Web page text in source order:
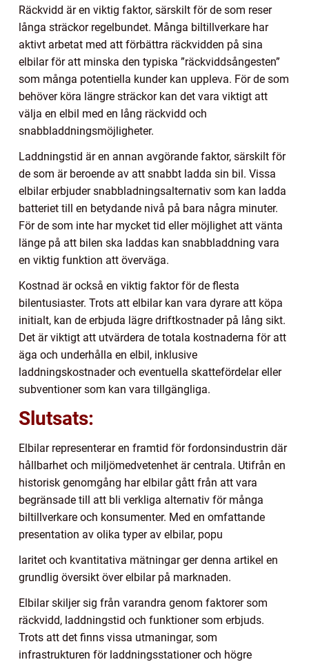
Räckvidd är en viktig faktor, särskilt för de som reser
långa sträckor regelbundet. Många biltillverkare har
aktivt arbetat med att förbättra räckvidden på sina
elbilar för att minska den typiska ”räckviddsångesten”
som många potentiella kunder kan uppleva. För de som
behöver köra längre sträckor kan det vara viktigt att
välja en elbil med en lång räckvidd och
snabbladdningsmöjligheter.
Laddningstid är en annan avgörande faktor, särskilt för
de som är beroende av att snabbt ladda sin bil. Vissa
elbilar erbjuder snabbladningsalternativ som kan ladda
batteriet till en betydande nivå på bara några minuter.
För de som inte har mycket tid eller möjlighet att vänta
länge på att bilen ska laddas kan snabbladdning vara
en viktig funktion att överväga.
Kostnad är också en viktig faktor för de flesta
bilentusiaster. Trots att elbilar kan vara dyrare att köpa
initialt, kan de erbjuda lägre driftkostnader på lång sikt.
Det är viktigt att utvärdera de totala kostnaderna för att
äga och underhålla en elbil, inklusive
laddningskostnader och eventuella skattefördelar eller
subventioner som kan vara tillgängliga.
Slutsats:
Elbilar representerar en framtid för fordonsindustrin där
hållbarhet och miljömedvetenhet är centrala. Utifrån en
historisk genomgång har elbilar gått från att vara
begränsade till att bli verkliga alternativ för många
biltillverkare och konsumenter. Med en omfattande
presentation av olika typer av elbilar, popu
laritet och kvantitativa mätningar ger denna artikel en
grundlig översikt över elbilar på marknaden.
Elbilar skiljer sig från varandra genom faktorer som
räckvidd, laddningstid och funktioner som erbjuds.
Trots att det finns vissa utmaningar, som
infrastrukturen för laddningsstationer och högre